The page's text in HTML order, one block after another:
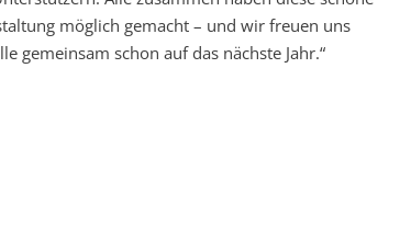
möglich gemacht – und wir freuen uns
gemeinsam schon auf das nächste Jahr.“